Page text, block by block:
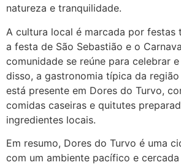
natureza e tranquilidade.
A cultura local é marcada por festas
a festa de São Sebastião e o
comunidade se reúne para celebrar
disso, a gastronomia típica da
está presente em Dores do Turvo,
comidas caseiras e quitutes
ingredientes locais.
Em resumo, Dores do Turvo é uma
com um ambiente pacífico e
http://
22/05/2026
(879121****
http://
Deve ser um
mesmo
22/05/2026